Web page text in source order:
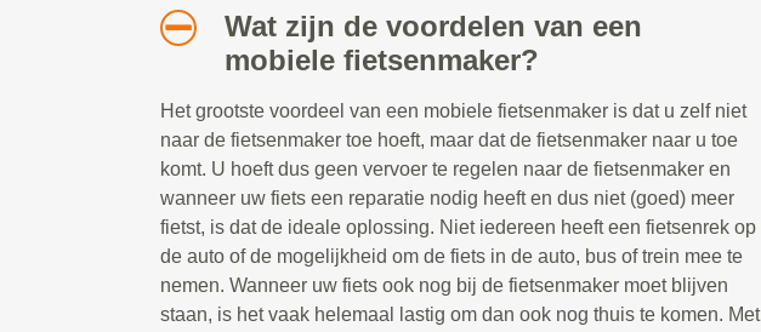
Wat zijn de voordelen van een
mobiele fietsenmaker?
Het grootste voordeel van een mobiele fietsenmaker is dat u zelf niet
naar de fietsenmaker toe hoeft, maar dat de fietsenmaker naar u toe
komt. U hoeft dus geen vervoer te regelen naar de fietsenmaker en
wanneer uw fiets een reparatie nodig heeft en dus niet (goed) meer
fietst, is dat de ideale oplossing. Niet iedereen heeft een fietsenrek op
de auto of de mogelijkheid om de fiets in de auto, bus of trein mee te
nemen. Wanneer uw fiets ook nog bij de fietsenmaker moet blijven
staan, is het vaak helemaal lastig om dan ook nog thuis te komen. Met